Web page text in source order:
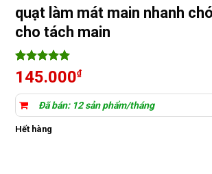
quạt làm mát main nhanh
cho tách main
5trên 5
dựa trên
3
đánh giá
145.000₫
Đã bán: 12 sản phẩm/tháng
Hết hàng